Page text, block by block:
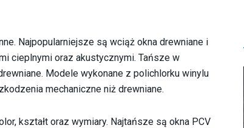
Najpopularniejsze są wciąż okna drewniane i
cieplnymi oraz akustycznymi. Tańsze w
Modele wykonane z polichlorku winylu
mechaniczne niż drewniane.
kształt oraz wymiary. Najtańsze są okna PCV